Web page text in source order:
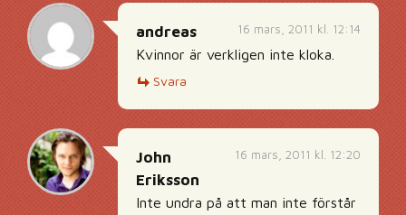
16 mars, 2011 kl. 12:14
andreas
Kvinnor är verkligen inte kloka.
Svara
16 mars, 2011 kl. 12:20
John
Eriksson
Inte undra på att man inte förstår